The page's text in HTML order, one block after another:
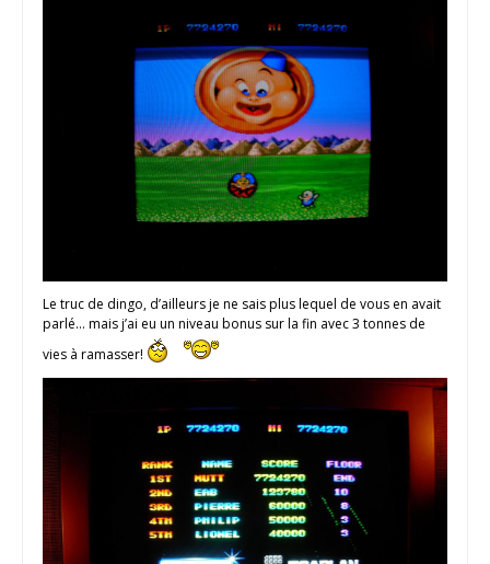
Le truc de dingo, d’ailleurs je ne sais plus lequel de vous en avait
parlé… mais j’ai eu un niveau bonus sur la fin avec 3 tonnes de
vies à ramasser!